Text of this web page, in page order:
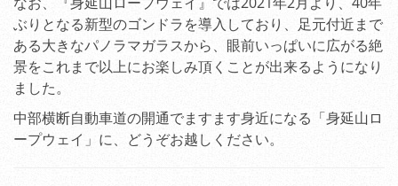
ぶりとなる新型のゴンドラを導入しており、足元付近まで
ある大きなパノラマガラスから、眼前いっぱいに広がる絶
景をこれまで以上にお楽しみ頂くことが出来るようになり
ました。
中部横断自動車道の開通でますます身近になる「身延山ロ
ープウェイ」に、どうぞお越しください。